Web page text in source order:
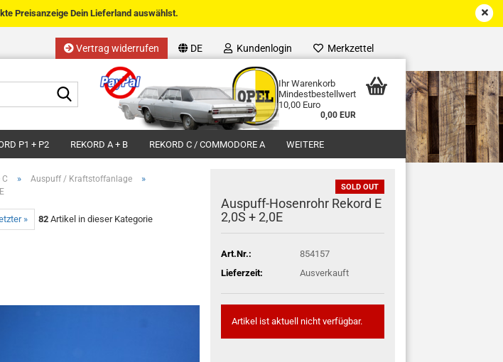
Vertrag widerrufen DE
Sprache auswählen
Lieferland
Kundenlogin
Passwort
Merkzettel
Suche...
Ihr Warenkorb
Mindestbestellwert
10,00 Euro
0,00 EUR
Preisanzeige Dein Lieferland auswählst.
P1 + P2 REKORD A + B REKORD C / COMMODORE A WEITERE
» Auspuff / Kraftstoffanlage »
» 82 Artikel in dieser Kategorie
SOLD OUT
Auspuff-Hosenrohr Rekord E
2,0S + 2,0E
Art.Nr.:
854157
Lieferzeit:
Ausverkauft
Artikel ist aktuell nicht verfügbar.